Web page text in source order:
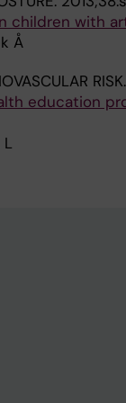
children with
Å
RISK.
education